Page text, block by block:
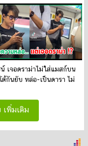
เจอดราม่าไม่ใส่แมสก์บน
ต้กันยับ หล่อ-เป็นดารา ไม่
เพิ่มเติม